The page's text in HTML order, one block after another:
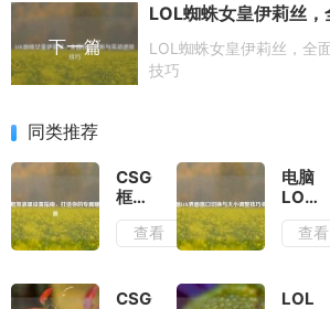
下一篇
LOL蜘蛛女皇伊莉丝，全
技巧
同类推荐
CSGO
框架
准星
设置
打造
查看
电脑
LOL
界面
窗口
小调
查看
CSGO
LOL